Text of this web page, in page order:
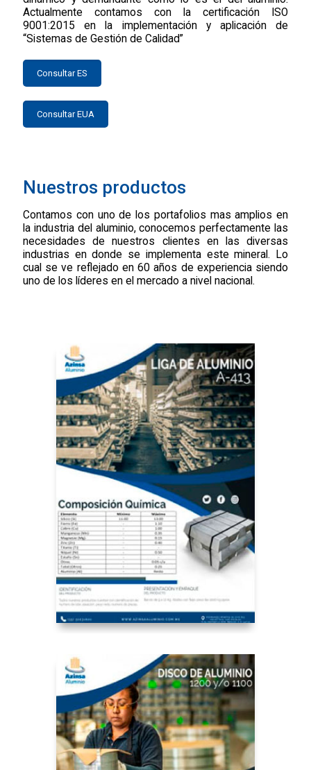
Actualmente contamos con la certificación ISO
9001:2015 en la implementación y aplicación de
“Sistemas de Gestión de Calidad”
Consultar ES
Consultar EUA
Nuestros productos
Contamos con uno de los portafolios mas amplios en
la industria del aluminio, conocemos perfectamente las
necesidades de nuestros clientes en las diversas
industrias en donde se implementa este mineral. Lo
cual se ve reflejado en 60 años de experiencia siendo
uno de los líderes en el mercado a nivel nacional.
Nuestros productos
Contamos con uno de los portafolios mas amplios en
la industria del aluminio, conocemos perfectamente las
necesidades de nuestros clientes en las diversas
industrias en donde se implementa este mineral. Lo
cual se ve reflejado en 60 años de experiencia siendo
uno de los líderes en el mercado a nivel nacional.